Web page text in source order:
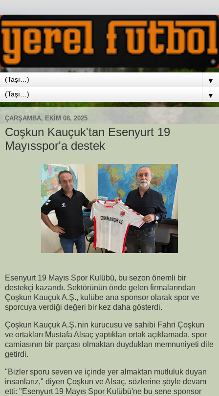
▼
▼
ÇARŞAMBA, EKIM 08, 2025
Coşkun Kauçuk'tan Esenyurt 19
Mayısspor'a destek
Esenyurt 19 Mayıs Spor Kulübü, bu sezon önemli bir
destekçi kazandı. Sektörünün önde gelen firmalarından
Çoşkun Kauçuk A.Ş., kulübe ana sponsor olarak spor ve
sporcuya verdiği değeri bir kez daha gösterdi.
Çoşkun Kauçuk A.Ş.'nin kurucusu ve sahibi Fahri Çoşkun
ve ortakları Mustafa Alsaç yaptıkları ortak açıklamada, spor
camiasının bir parçası olmaktan duydukları memnuniyeti dile
getirdi.
"Bizler sporu seven ve içinde yer almaktan mutluluk duyan
insanlarız," diyen Çoşkun ve Alsaç, sözlerine şöyle devam
etti: "Esenyurt 19 Mayıs Spor Kulübü'ne bu sene sponsor